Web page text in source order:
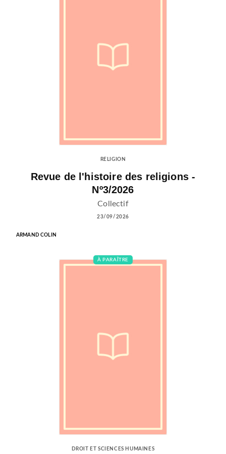
RELIGION
Revue de l'histoire des religions -
Nº3/2026
Collectif
23/09/2026
ARMAND COLIN
À PARAÎTRE
DROIT ET SCIENCES HUMAINES